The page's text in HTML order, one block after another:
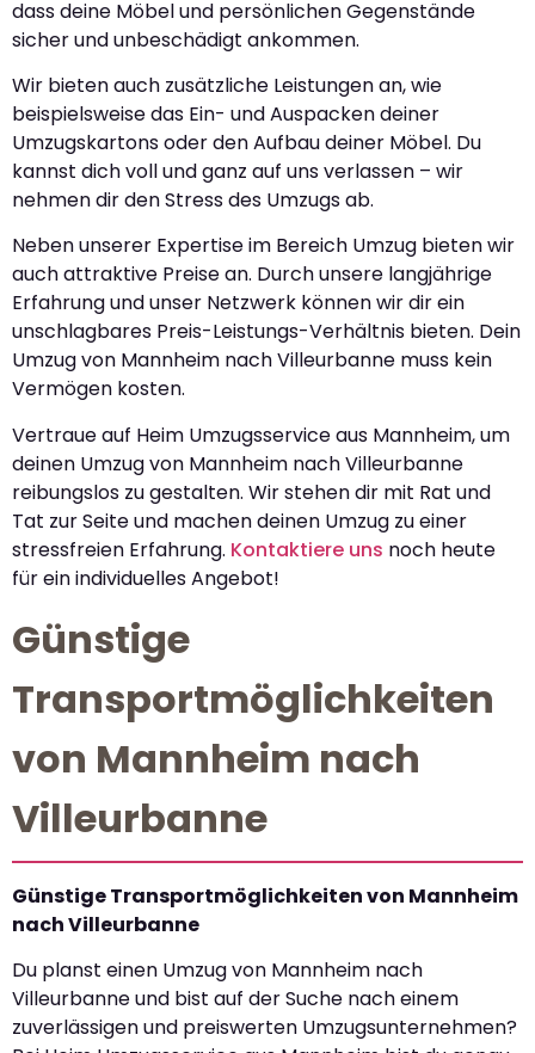
dass deine Möbel und persönlichen Gegenstände
sicher und unbeschädigt ankommen.
Wir bieten auch zusätzliche Leistungen an, wie
beispielsweise das Ein- und Auspacken deiner
Umzugskartons oder den Aufbau deiner Möbel. Du
kannst dich voll und ganz auf uns verlassen – wir
nehmen dir den Stress des Umzugs ab.
Neben unserer Expertise im Bereich Umzug bieten wir
auch attraktive Preise an. Durch unsere langjährige
Erfahrung und unser Netzwerk können wir dir ein
unschlagbares Preis-Leistungs-Verhältnis bieten. Dein
Umzug von Mannheim nach Villeurbanne muss kein
Vermögen kosten.
Vertraue auf Heim Umzugsservice aus Mannheim, um
deinen Umzug von Mannheim nach Villeurbanne
reibungslos zu gestalten. Wir stehen dir mit Rat und
Tat zur Seite und machen deinen Umzug zu einer
stressfreien Erfahrung. Kontaktiere uns noch heute
für ein individuelles Angebot!
Günstige
Transportmöglichkeiten
von Mannheim nach
Villeurbanne
Günstige Transportmöglichkeiten von Mannheim
nach Villeurbanne
Du planst einen Umzug von Mannheim nach
Villeurbanne und bist auf der Suche nach einem
zuverlässigen und preiswerten Umzugsunternehmen?